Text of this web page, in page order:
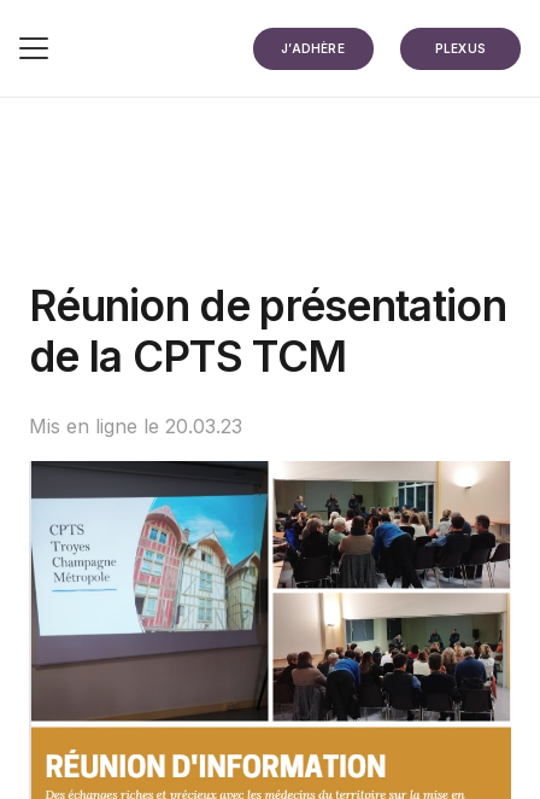
J’ADHÈRE PLEXUS
Réunion de présentation
de la CPTS TCM
Mis en ligne le 20.03.23